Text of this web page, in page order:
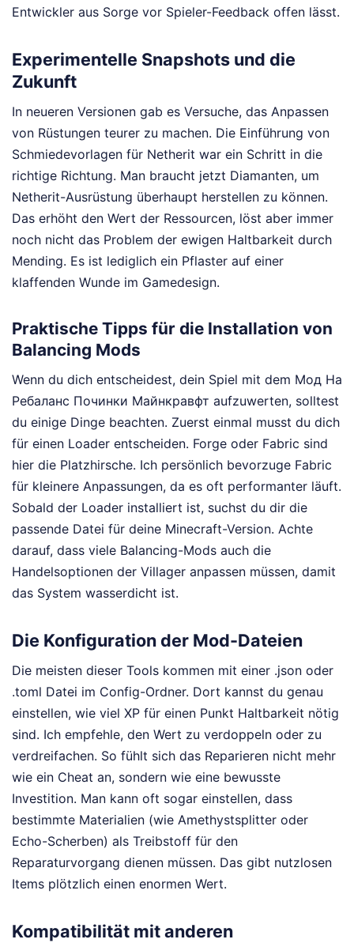
Entwickler aus Sorge vor Spieler-Feedback offen lässt.
Experimentelle Snapshots und die
Zukunft
In neueren Versionen gab es Versuche, das Anpassen
von Rüstungen teurer zu machen. Die Einführung von
Schmiedevorlagen für Netherit war ein Schritt in die
richtige Richtung. Man braucht jetzt Diamanten, um
Netherit-Ausrüstung überhaupt herstellen zu können.
Das erhöht den Wert der Ressourcen, löst aber immer
noch nicht das Problem der ewigen Haltbarkeit durch
Mending. Es ist lediglich ein Pflaster auf einer
klaffenden Wunde im Gamedesign.
Praktische Tipps für die Installation von
Balancing Mods
Wenn du dich entscheidest, dein Spiel mit dem Мод На
Ребаланс Починки Майнкравфт aufzuwerten, solltest
du einige Dinge beachten. Zuerst einmal musst du dich
für einen Loader entscheiden. Forge oder Fabric sind
hier die Platzhirsche. Ich persönlich bevorzuge Fabric
für kleinere Anpassungen, da es oft performanter läuft.
Sobald der Loader installiert ist, suchst du dir die
passende Datei für deine Minecraft-Version. Achte
darauf, dass viele Balancing-Mods auch die
Handelsoptionen der Villager anpassen müssen, damit
das System wasserdicht ist.
Die Konfiguration der Mod-Dateien
Die meisten dieser Tools kommen mit einer .json oder
.toml Datei im Config-Ordner. Dort kannst du genau
einstellen, wie viel XP für einen Punkt Haltbarkeit nötig
sind. Ich empfehle, den Wert zu verdoppeln oder zu
verdreifachen. So fühlt sich das Reparieren nicht mehr
wie ein Cheat an, sondern wie eine bewusste
Investition. Man kann oft sogar einstellen, dass
bestimmte Materialien (wie Amethystsplitter oder
Echo-Scherben) als Treibstoff für den
Reparaturvorgang dienen müssen. Das gibt nutzlosen
Items plötzlich einen enormen Wert.
Kompatibilität mit anderen